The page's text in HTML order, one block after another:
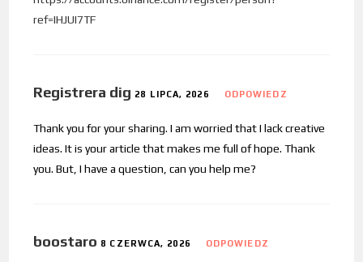
ref=IHJUI7TF
Registrera dig 28 LIPCA, 2026 ODPOWIEDZ
Thank you for your sharing. I am worried that I lack creative
ideas. It is your article that makes me full of hope. Thank
you. But, I have a question, can you help me?
boostaro 8 CZERWCA, 2026 ODPOWIEDZ